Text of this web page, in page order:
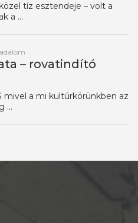
tíz esztendeje – volt a
a ...
– rovatindító
a mi kultúrkörünkben az
...